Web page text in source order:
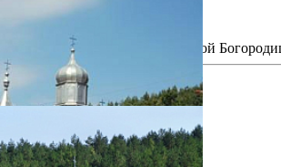
Храм в честь Покрова Пресвятой
фотогалерея